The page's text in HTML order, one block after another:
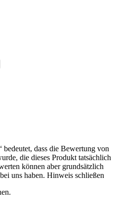
dass die Bewertung von
die dieses Produkt tatsächlich
können aber grundsätzlich
uns haben. Hinweis schließen